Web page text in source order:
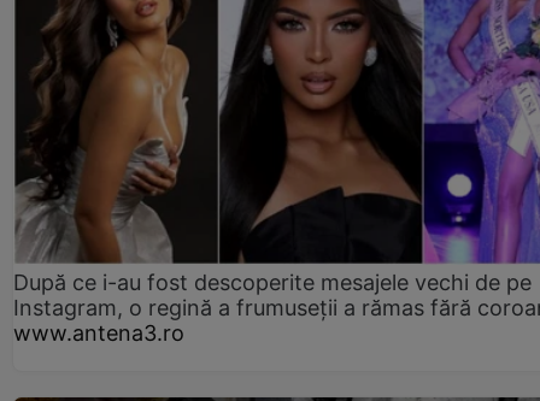
După ce i-au fost descoperite mesajele vechi de pe
Instagram, o regină a frumuseții a rămas fără
www.antena3.ro